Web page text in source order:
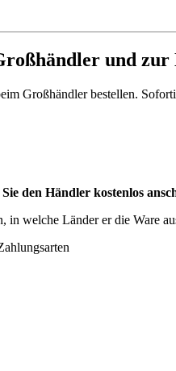
und zur
Großhändler bestellen.
den Händler kostenlos
in welche Länder er die Ware